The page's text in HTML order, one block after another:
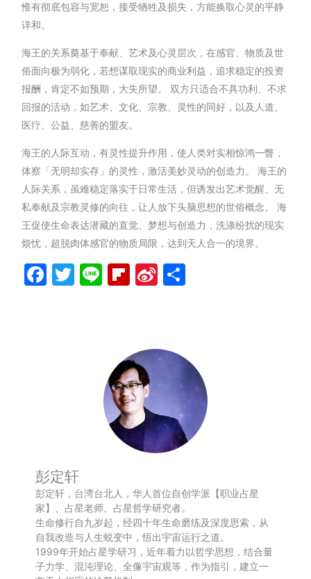
惟有彻底包容与宽恕，接受牺牲及损失，方能换取心灵的平静
详和。
海王的关系奠基于奉献、艺术及心灵层次，在感官、物质及世
俗面向极为弱化，若想谋取现实的商业利益，追求稳定的投资
报酬，肯定不如预期，大失所望。 双方只适合不具功利、不求
回报的活动，如艺术、文化、宗教、灵性的同好，以及人道、
医疗、公益、慈善的盟友。
海王的人际互动，有灵性提升作用，使人类对实相惊鸿一瞥，
体察「无明却实存」的灵性，激活美妙灵动的创造力。 海王的
人际关系，虽难稳定落实于日常生活，但诱发出艺术觉醒、无
私奉献及宗教灵修的向往，让人放下头脑思想的世俗概念。 海
王促使生命表达潜藏的直觉、梦想与创造力，洗涤纷扰的现实
烦忧，超脱肉体感官的物质局限，达到天人合一的境界。
Facebook
Twitter
LineFlipboard
Sina
彭定轩
彭定轩，台湾台北人，华人首位自创学派【职业占星
家】、占星老师、占星哲学研究者。
生命修行自九岁起，经四十年生命磨练及深度思索，从
自我改造与人生蜕变中，悟出宇宙运行之道。
1999年开始占星学研习，近年着力以哲学思想，结合量
子力学、混沌理论、全像宇宙观等，作为指引，建立一